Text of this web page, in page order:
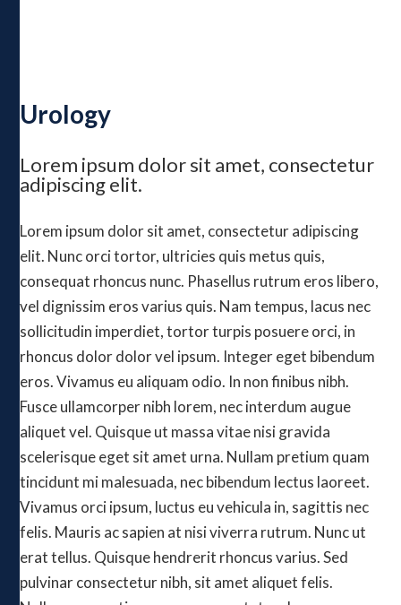
Urology
Lorem ipsum dolor sit amet, consectetur
adipiscing elit.
Lorem ipsum dolor sit amet, consectetur adipiscing
elit. Nunc orci tortor, ultricies quis metus quis,
consequat rhoncus nunc. Phasellus rutrum eros libero,
vel dignissim eros varius quis. Nam tempus, lacus nec
sollicitudin imperdiet, tortor turpis posuere orci, in
rhoncus dolor dolor vel ipsum. Integer eget bibendum
eros. Vivamus eu aliquam odio. In non finibus nibh.
Fusce ullamcorper nibh lorem, nec interdum augue
aliquet vel. Quisque ut massa vitae nisi gravida
scelerisque eget sit amet urna. Nullam pretium quam
tincidunt mi malesuada, nec bibendum lectus laoreet.
Vivamus orci ipsum, luctus eu vehicula in, sagittis nec
felis. Mauris ac sapien at nisi viverra rutrum. Nunc ut
erat tellus. Quisque hendrerit rhoncus varius. Sed
pulvinar consectetur nibh, sit amet aliquet felis.